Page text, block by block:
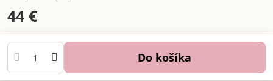
44 €
Do košíka